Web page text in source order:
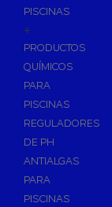
PISCINAS
+
PRODUCTOS
QUÍMICOS
PARA
PISCINAS
REGULADORES
DE PH
ANTIALGAS
PARA
PISCINAS